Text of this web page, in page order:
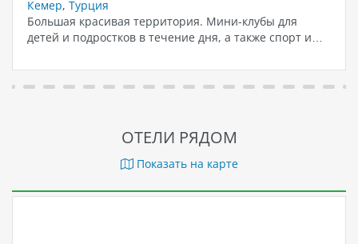
Кемер, Турция
Большая красивая территория. Мини-клубы для
детей и подростков в течение дня, а также спорт и…
ОТЕЛИ РЯДОМ
Показать на карте